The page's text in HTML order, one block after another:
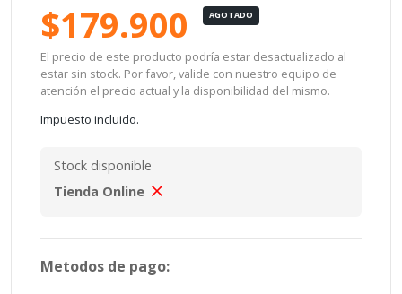
$179.900 AGOTADO
El precio de este producto podría estar desactualizado al
estar sin stock. Por favor, valide con nuestro equipo de
atención el precio actual y la disponibilidad del mismo.
Impuesto incluido.
Stock disponible
Tienda Online
Metodos de pago: